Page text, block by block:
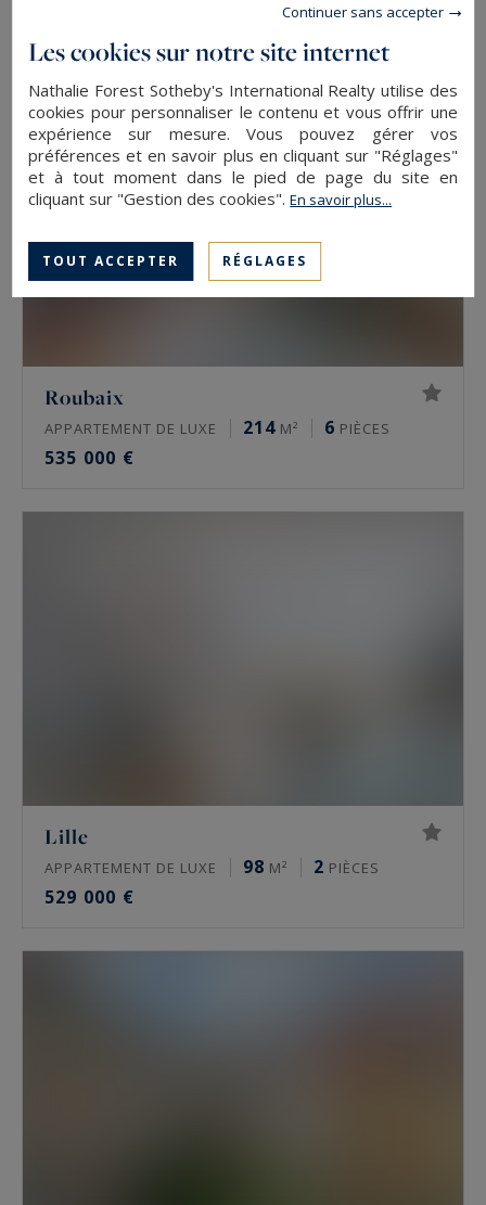
Roubaix
APPARTEMENT DE LUXE 214 M² 6 PIÈCES
535 000 €
Lille
APPARTEMENT DE LUXE 98 M² 2 PIÈCES
529 000 €
Les cookies sur notre site internet
Nathalie Forest Sotheby's International Realty utilise des
cookies pour personnaliser le contenu et vous offrir une
expérience sur mesure. Vous pouvez gérer vos
préférences et en savoir plus en cliquant sur "Réglages"
et à tout moment dans le pied de page du site en
cliquant sur "Gestion des cookies".En savoir plus...
TOUT ACCEPTER RÉGLAGES
Continuer sans accepter